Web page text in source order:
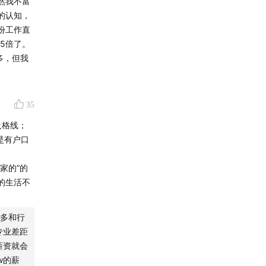
认知，
工作直
了。
，但我
35
线；
有户口
的”的
生活不
和行
业差距
资就会
的薪